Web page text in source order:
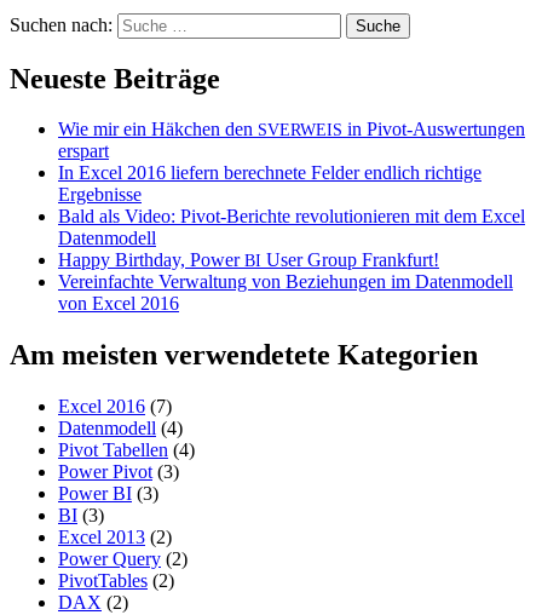
Suchen nach:
Neueste Beiträge
Wie mir ein Häkchen den SVERWEIS in Pivot-Auswertungen
erspart
In Excel 2016 liefern berechnete Felder endlich richtige
Ergebnisse
Bald als Video: Pivot-Berichte revolutionieren mit dem Excel
Datenmodell
Happy Birthday, PowerBI User Group Frankfurt!
Vereinfachte Verwaltung von Beziehungen im Datenmodell
von Excel 2016
Am meisten verwendetete Kategorien
Excel 2016 (7)
Datenmodell (4)
Pivot Tabellen (4)
Power Pivot (3)
Power BI (3)
BI (3)
Excel 2013 (2)
Power Query (2)
PivotTables (2)
DAX (2)